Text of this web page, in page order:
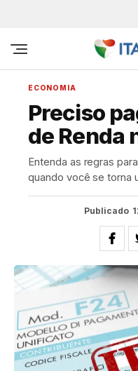
ECONOMIA
Preciso
de Renda
Entenda as regras
quando você se torna
Publicado